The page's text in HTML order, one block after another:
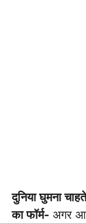
दुनिया घुमना
का फॉर्म- अगर